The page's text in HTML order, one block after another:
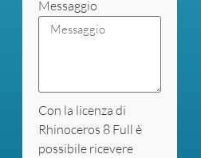
Messaggio
Con la licenza di
Rhinoceros 8 Full è
possibile ricevere